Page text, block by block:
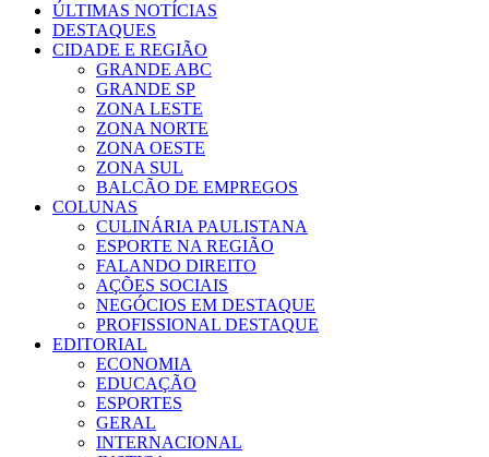
ÚLTIMAS NOTÍCIAS
DESTAQUES
CIDADE E REGIÃO
GRANDE ABC
GRANDE SP
ZONA LESTE
ZONA NORTE
ZONA OESTE
ZONA SUL
BALCÃO DE EMPREGOS
COLUNAS
CULINÁRIA PAULISTANA
ESPORTE NA REGIÃO
FALANDO DIREITO
AÇÕES SOCIAIS
NEGÓCIOS EM DESTAQUE
PROFISSIONAL DESTAQUE
EDITORIAL
ECONOMIA
EDUCAÇÃO
ESPORTES
GERAL
INTERNACIONAL